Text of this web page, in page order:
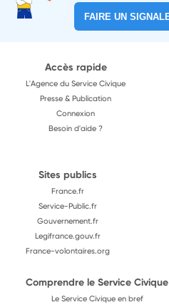
FAIRE UN
Accès rapide
L'Agence du Service Civique
Presse & Publication
Connexion
Besoin d'aide ?
Sites publics
France.fr
Service-Public.fr
Gouvernement.fr
Legifrance.gouv.fr
France-volontaires.org
Comprendre le Service Civique
Le Service Civique en bref